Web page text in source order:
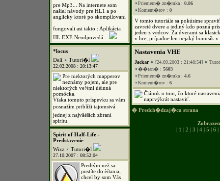
pre Mp3... Na internete som
našiel návody pre HL1 a po
anglicky ktoré po skompilovani
fungovali asi takto : Aplikácia
HL.EXE Neodpovedá...
*locus
Deli
Tutori�l
22.02.2008 : 20:13:47
Pre niektorých mapperov
neznámy pojem, ale pre
niektorých ve¾mi úèinná
pomôcka.
Vïaka tomuto príspevku sa vám
posnažím priblíži tajomstvá
jednej z najväèších zbraní
spiritu.
Spirit of Half-Life -
Predstavenie
Wizz
Tutori�l
27.10.2007 : 08:52:04
Predtým než sa
pustíte do èítania,
chcel by som Vás
Priemern� zn�mka : 0.86
Koment�rov : 0
V tomto tutoriále sa pokúsime
zavreté dvere a jediný kdo pozná
jeden z vedcov. Za dverami sa
v hre, prípadne len nejaký bonusík
Nastavenia VHE
Jackar [24.09.2003 : 21:48:54]
��tan� : 5603
Priemern� zn�mka : 4.6
Koment�rov : 6
Článok o tom, čo ktoré
naprvýkrát nastaviť.
� Predch�dzaj�ca strana
| 1 | 2 | 3 | 4 | 5 | 6 |